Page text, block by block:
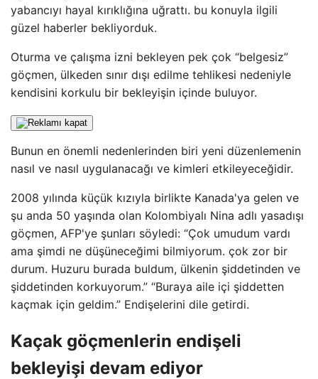
yabancıyı hayal kırıklığına uğrattı. bu konuyla ilgili
güzel haberler bekliyorduk.
Oturma ve çalışma izni bekleyen pek çok “belgesiz”
göçmen, ülkeden sınır dışı edilme tehlikesi nedeniyle
kendisini korkulu bir bekleyişin içinde buluyor.
Bunun en önemli nedenlerinden biri yeni düzenlemenin
nasıl ve nasıl uygulanacağı ve kimleri etkileyeceğidir.
2008 yılında küçük kızıyla birlikte Kanada'ya gelen ve
şu anda 50 yaşında olan Kolombiyalı Nina adlı yasadışı
göçmen, AFP'ye şunları söyledi: “Çok umudum vardı
ama şimdi ne düşüneceğimi bilmiyorum. çok zor bir
durum. Huzuru burada buldum, ülkenin şiddetinden ve
şiddetinden korkuyorum.” “Buraya aile içi şiddetten
kaçmak için geldim.” Endişelerini dile getirdi.
Kaçak göçmenlerin endişeli
bekleyişi devam ediyor